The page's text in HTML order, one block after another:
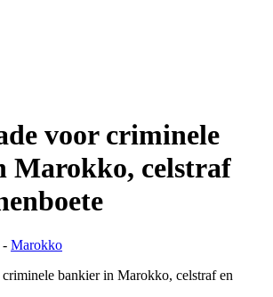
voor criminele
Marokko, celstraf
- Marokko